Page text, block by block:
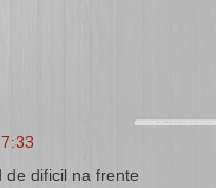
de dificil na frente